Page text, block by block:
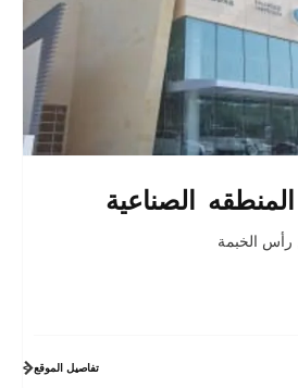
الصناعية
رأس الخبمة
تفاصيل الموقع